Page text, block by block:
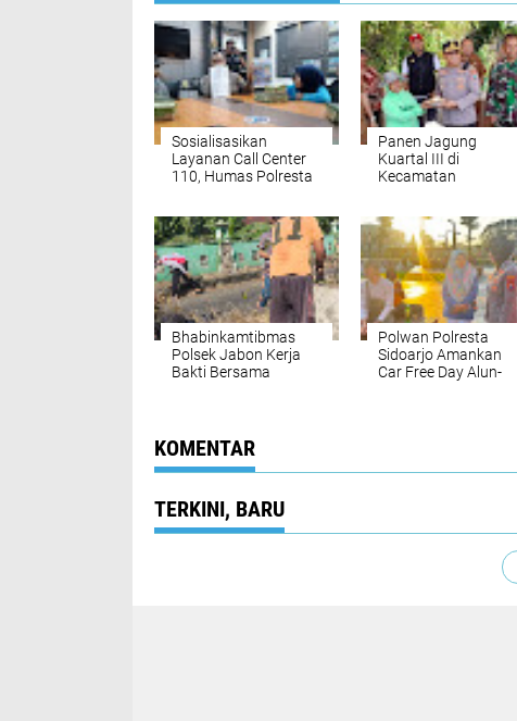
Sosialisasikan
Layanan Call Center
110, Humas Polresta
Piramida
Panen Jagung
Kuartal III di
Kecamatan
Bhabinkamtibmas
Polsek Jabon Kerja
Bakti Bersama
Polwan Polresta
Sidoarjo Amankan
Car Free Day Alun-
KOMENTAR
TERKINI, BARU